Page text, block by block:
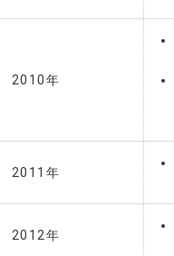
2010年
2011年
2012年